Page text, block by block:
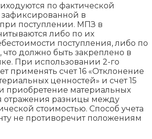
по фактической
зафиксированной в
поступлении. МПЗ в
либо по их
поступления, либо по
должно быть закреплено в
При использовании 2-го
применять счет 16 «Отклонение
ценностей» и счет 15
приобретение материальных
отражения разницы между
стоимостью. Способ учета
не противоречит положениям